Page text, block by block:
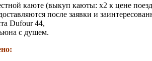
каюте (выкуп каюты: x2 к цене
после заявки и
Dufour 44,
с душем.